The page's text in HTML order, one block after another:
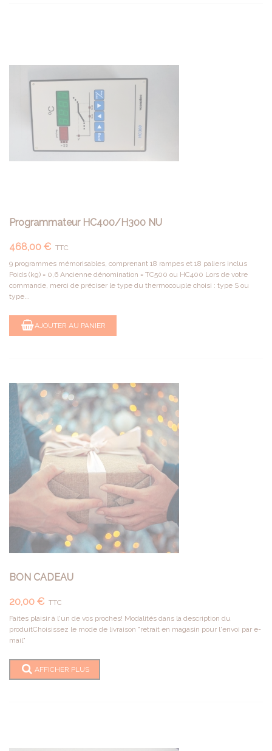
Programmateur HC400/H300 NU
468,00 € TTC
9 programmes mémorisables, comprenant 18 rampes et 18 paliers inclus
Poids (kg) = 0,6 Ancienne dénomination = TC500 ou HC400 Lors de votre
commande, merci de préciser le type du thermocouple choisi : type S ou
type...
AJOUTER AU PANIER
BON CADEAU
20,00 € TTC
Faites plaisir à l'un de vos proches! Modalités dans la description du
produitChoisissez le mode de livraison "retrait en magasin pour l'envoi par e-
mail"
AFFICHER PLUS